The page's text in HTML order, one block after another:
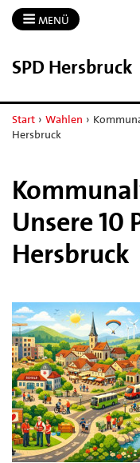
MENÜ
SPD Hersbruck
Start › Wahlen ›
Hersbruck
Unsere 10
Hersbruck